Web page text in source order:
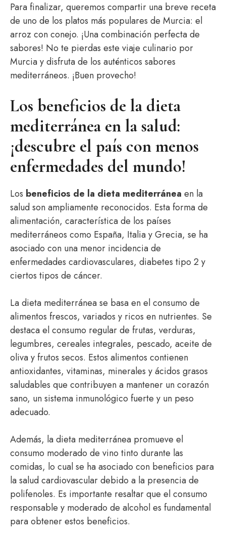
Para finalizar, queremos compartir una breve receta
de uno de los platos más populares de Murcia: el
arroz con conejo. ¡Una combinación perfecta de
sabores! No te pierdas este viaje culinario por
Murcia y disfruta de los auténticos sabores
mediterráneos. ¡Buen provecho!
Los beneficios de la dieta
mediterránea en la salud:
¡descubre el país con menos
enfermedades del mundo!
Los beneficios de la dieta mediterránea en la
salud son ampliamente reconocidos. Esta forma de
alimentación, característica de los países
mediterráneos como España, Italia y Grecia, se ha
asociado con una menor incidencia de
enfermedades cardiovasculares, diabetes tipo 2 y
ciertos tipos de cáncer.
La dieta mediterránea se basa en el consumo de
alimentos frescos, variados y ricos en nutrientes. Se
destaca el consumo regular de frutas, verduras,
legumbres, cereales integrales, pescado, aceite de
oliva y frutos secos. Estos alimentos contienen
antioxidantes, vitaminas, minerales y ácidos grasos
saludables que contribuyen a mantener un corazón
sano, un sistema inmunológico fuerte y un peso
adecuado.
Además, la dieta mediterránea promueve el
consumo moderado de vino tinto durante las
comidas, lo cual se ha asociado con beneficios para
la salud cardiovascular debido a la presencia de
polifenoles. Es importante resaltar que el consumo
responsable y moderado de alcohol es fundamental
para obtener estos beneficios.